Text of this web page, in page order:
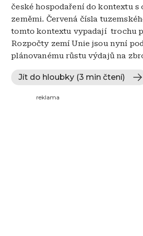
české hospodaření do kontextu s
zeměmi. Červená čísla
tomto kontextu vypadají trochu
Rozpočty zemí Unie jsou nyní
plánovanému růstu výdajů na
Jít do hloubky (3 min čtení)
reklama